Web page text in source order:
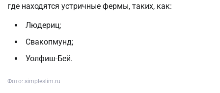
где находятся устричные фермы, таких, как:
Людериц;
Свакопмунд;
Уолфиш-Бей.
Фото: simpleslim.ru